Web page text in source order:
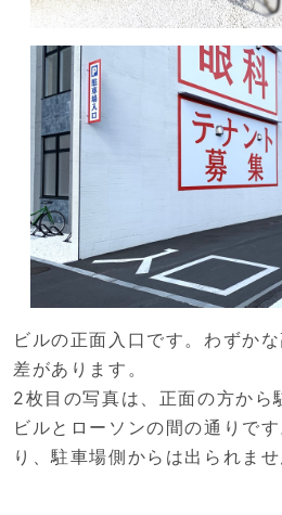
ビルの正面入口です。わずか
差があります。
2枚目の写真は、正面の方から
ビルとローソンの間の通りで
り、駐車場側からは出られませ